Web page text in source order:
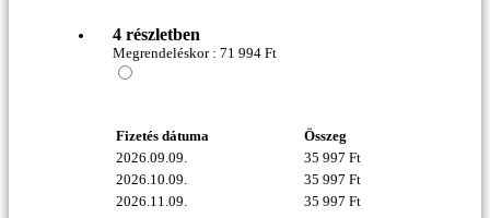
4 részletben
Megrendeléskor : 71 994 Ft
Fizetés dátuma
Összeg
2026.09.09.
35 997 Ft
2026.10.09.
35 997 Ft
2026.11.09.
35 997 Ft